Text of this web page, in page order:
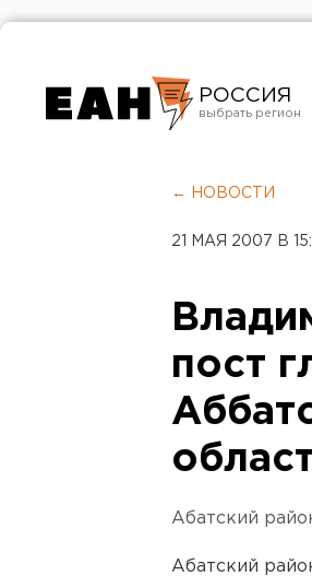
РОССИЯ
Челябинск
← НОВОСТИ
21 МАЯ 2007 В
пост
Абатский
Абатский